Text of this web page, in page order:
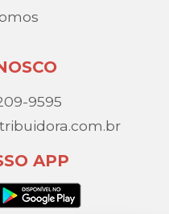
9595
APP